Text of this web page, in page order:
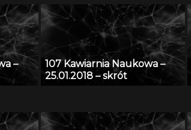
–
107 Kawiarnia Naukowa –
25.01.2018 – skrót